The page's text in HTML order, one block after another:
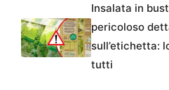
Insalata in
pericoloso
sull’etichetta:
tutti